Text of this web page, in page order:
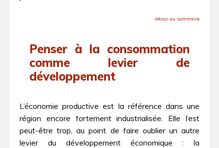
retour au sommaire
Penser à la consommation
comme levier de
développement
L’économie productive est la référence dans une
région encore fortement industrialisée. Elle l’est
peut-être trop, au point de faire oublier un autre
levier du développement économique : la